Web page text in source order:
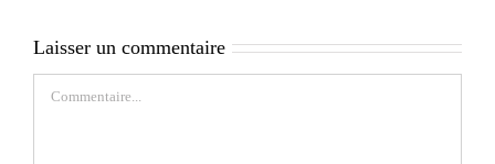
Laisser un commentaire
Commentaire